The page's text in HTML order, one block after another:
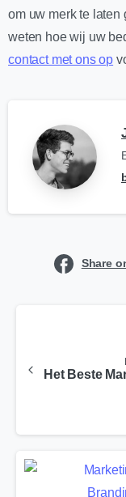
om uw merk te laten
weten hoe wij uw
contact met ons op
Share